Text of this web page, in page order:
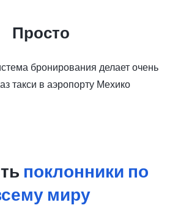
Просто
бронирования делает очень
такси в аэропорту Мехико
поклонники по
миру